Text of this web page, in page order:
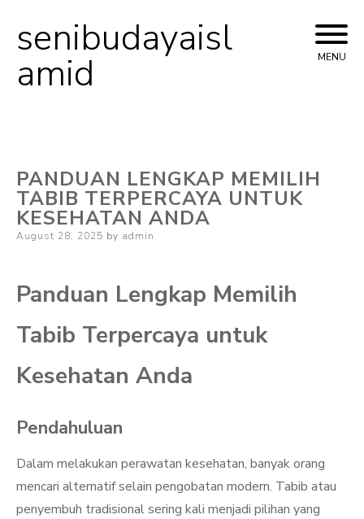
Skip
to
senibudayaisl
amid MENU
PANDUAN LENGKAP MEMILIH
TABIB TERPERCAYA UNTUK
KESEHATAN ANDA
Posted
August 28, 2025 by admin
Panduan Lengkap Memilih
Tabib Terpercaya untuk
Kesehatan Anda
Pendahuluan
Dalam melakukan perawatan kesehatan, banyak orang
mencari alternatif selain pengobatan modern. Tabib atau
penyembuh tradisional sering kali menjadi pilihan yang